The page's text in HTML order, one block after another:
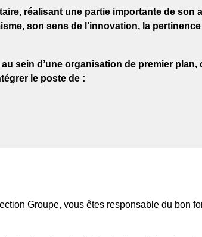
réalisant une partie importante de son
son sens de l’innovation, la
sein d’une organisation de premier
le poste de :
Groupe, vous êtes responsable du bon